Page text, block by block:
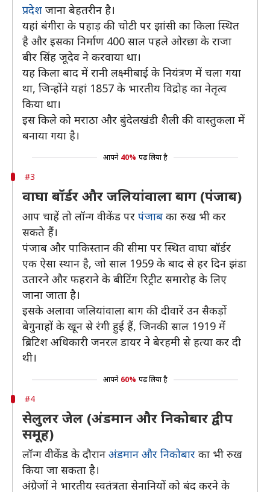
प्रदेश जाना बेहतरीन है।
यहां बंगीरा के पहाड़ की चोटी पर झांसी का किला स्थित
है और इसका निर्माण 400 साल पहले ओरछा के राजा
बीर सिंह जूदेव ने करवाया था।
यह किला बाद में रानी लक्ष्मीबाई के नियंत्रण में चला गया
था, जिन्होंने यहां 1857 के भारतीय विद्रोह का नेतृत्व
किया था।
इस किले को मराठा और बुंदेलखंडी शैली की वास्तुकला में
बनाया गया है।
आपने 40% पढ़ लिया है
#3
वाघा बॉर्डर और जलियांवाला बाग (पंजाब)
आप चाहें तो लॉन्ग वीकेंड पर पंजाब का रुख भी कर
सकते हैं।
पंजाब और पाकिस्तान की सीमा पर स्थित वाघा बॉर्डर
एक ऐसा स्थान है, जो साल 1959 के बाद से हर दिन झंडा
उतारने और फहराने के बीटिंग रिट्रीट समारोह के लिए
जाना जाता है।
इसके अलावा जलियांवाला बाग की दीवारें उन सैकड़ों
बेगुनाहों के खून से रंगी हुई हैं, जिनकी साल 1919 में
ब्रिटिश अधिकारी जनरल डायर ने बेरहमी से हत्या कर दी
थी।
आपने 60% पढ़ लिया है
#4
सेलुलर जेल (अंडमान और निकोबार द्वीप
समूह)
लॉन्ग वीकेंड के दौरान अंडमान और निकोबार का भी रुख
किया जा सकता है।
अंग्रेजों ने भारतीय स्वतंत्रता सेनानियों को बंद करने के